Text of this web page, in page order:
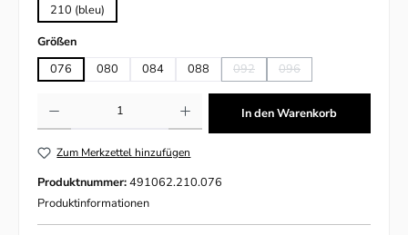
210 (bleu)
Größenauswählen
076
080 084 088 092(Diese Option ist zurzeit nicht
096(Diese Option ist zurzeit
In den Warenkorb
Zum Merkzettel hinzufügen
Produktnummer:491062.210.076
Produktinformationen